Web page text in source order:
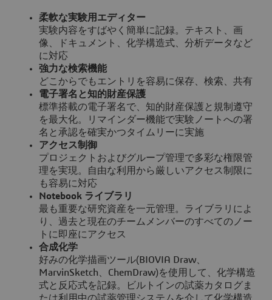
柔軟な実験用エディター
実験内容をすばやく簡単に記録。テキスト、画
像、ドキュメント、化学構造式、分析データなど
に対応
強力な検索機能
どこからでもエントリを容易に保存、検索、共有
電子署名と知的財産保護
標準搭載の電子署名で、知的財産保護と規制遵守
を最大化。リマインダー機能で実験ノートへの署
名と承認を確実かつタイムリーに実施
アクセス制御
プロジェクトおよびグループ管理で多彩な権限管
理を実現。自由な利用から厳しいアクセス制限に
も容易に対応
Notebook ライブラリ
最も重要な研究資産を一元管理。ライブラリによ
り、過去と現在のチームメンバーのすべてのノー
トに即座にアクセス
合成化学
好みの化学描画ツール(BIOVIA Draw、
MarvinSketch、ChemDraw)を使用して、化学構造
式と反応式を記録。ビルトインの試薬カタログま